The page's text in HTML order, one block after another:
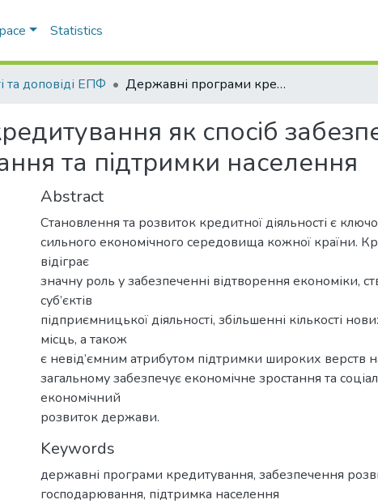
Statistics
та доповіді ЕПФ Державні програми кредитування як спосіб забезпечення розвитку суб’єктів господарювання та підтримки населення
як спосіб
та підтримки населення
Abstract
Становлення та розвиток кредитної діяльності є
сильного економічного середовища кожної країни.
відіграє
значну роль у забезпеченні відтворення економіки,
суб’єктів
підприємницької діяльності, збільшенні кількості
місць, а також
є невід’ємним атрибутом підтримки широких верств
загальному забезпечує економічне зростання та
економічний
розвиток держави.
Keywords
державні програми кредитування, забезпечення
господарювання, підтримка населення